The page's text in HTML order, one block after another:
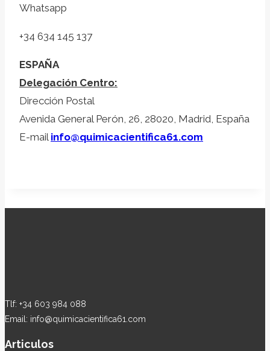
Whatsapp
+34 634 145 137
ESPAÑA
Delegación Centro:
Dirección Postal
Avenida General Perón, 26, 28020, Madrid, España
E-mail info@quimicacientifica61.com
Tlf: +34 603 984 088
Email: info@quimicacientifica61.com
Articulos